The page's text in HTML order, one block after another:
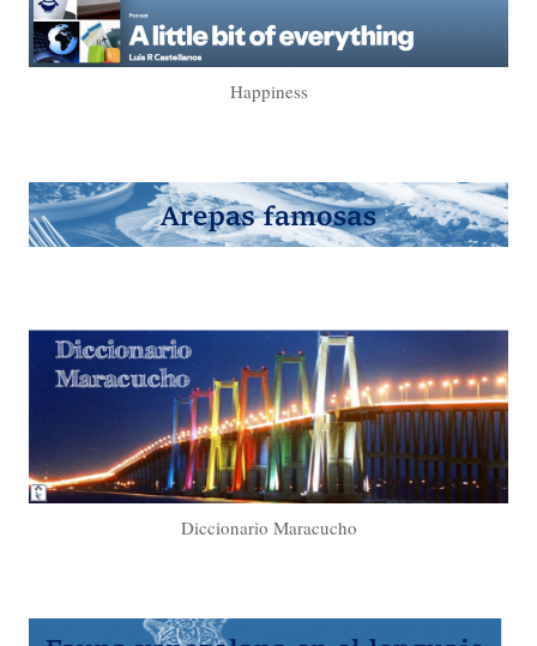
Happiness
Diccionario Maracucho